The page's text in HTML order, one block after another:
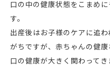
口の中の健康状態をこまめ
す。
出産後はお子様のケアに追
がちですが、赤ちゃんの健
口の健康が大きく関わって